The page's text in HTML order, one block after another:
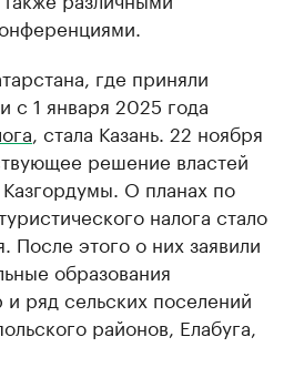
где приняли
с 1 января 2025 года
, стала Казань. 22 ноября
решение властей
О планах по
налога стало
После этого о них заявили
образования
ряд сельских поселений
районов, Елабуга,